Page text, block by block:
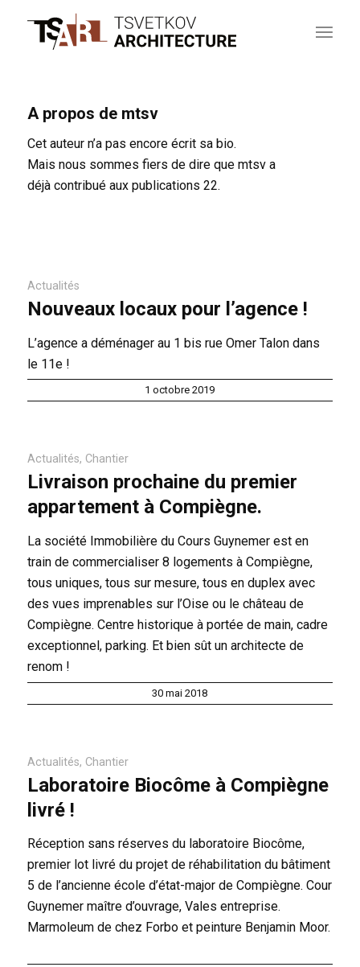
A propos de mtsv
Cet auteur n’a pas encore écrit sa bio.
Mais nous sommes fiers de dire que mtsva
déjà contribué aux publications 22.
Actualités
Nouveaux locaux pour l’agence !
L’agence a déménager au 1 bis rue Omer Talon dans
le 11e !
1 octobre 2019
Actualités, Chantier
Livraison prochaine du premier
appartement à Compiègne.
La société Immobilière du Cours Guynemer est en
train de commercialiser 8 logements à Compiègne,
tous uniques, tous sur mesure, tous en duplex avec
des vues imprenables sur l’Oise ou le château de
Compiègne. Centre historique à portée de main, cadre
exceptionnel, parking. Et bien sût un architecte de
renom !
30 mai 2018
Actualités, Chantier
Laboratoire Biocôme à Compiègne
livré !
Réception sans réserves du laboratoire Biocôme,
premier lot livré du projet de réhabilitation du bâtiment
5 de l’ancienne école d’état-major de Compiègne. Cour
Guynemer maître d’ouvrage, Vales entreprise.
Marmoleum de chez Forbo et peinture Benjamin Moor.